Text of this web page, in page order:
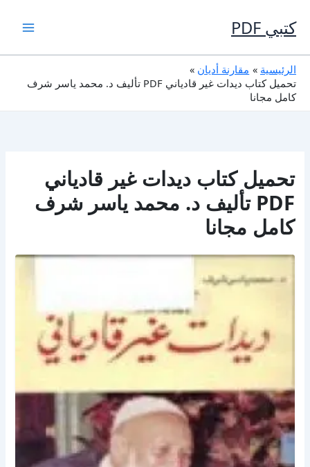
إلى
المحتوى
كتبي PDF
الرئيسية
مقارنة أديان
تحميل كتاب ديدات غير قادياني PDF تأليف د. محمد ياسر شرف
كامل مجانا
تحميل كتاب ديدات غير قادياني
PDF تأليف د. محمد ياسر شرف
كامل مجانا